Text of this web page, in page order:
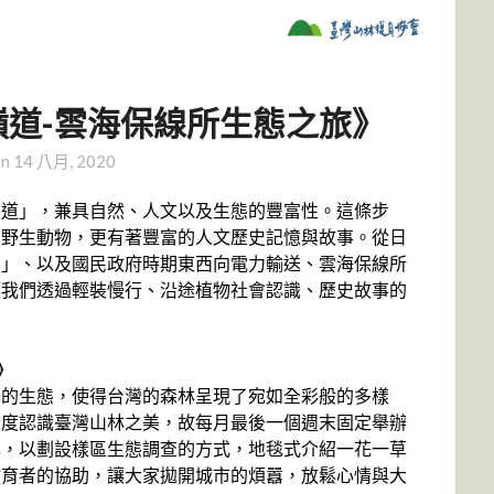
-雲海保線所生態之旅》
14 八月, 2020
」，兼具自然、人文以及生態的豐富性。這條步
生動物，更有著豐富的人文歷史記憶與故事。從日
、以及國民政府時期東西向電力輸送、雲海保線所
們透過輕裝慢行、沿途植物社會認識、歷史故事的
生態，使得台灣的森林呈現了宛如全彩般的多樣
認識臺灣山林之美，故每月最後一個週末固定舉辦
以劃設樣區生態調查的方式，地毯式介紹一花一草
者的協助，讓大家拋開城市的煩囂，放鬆心情與大